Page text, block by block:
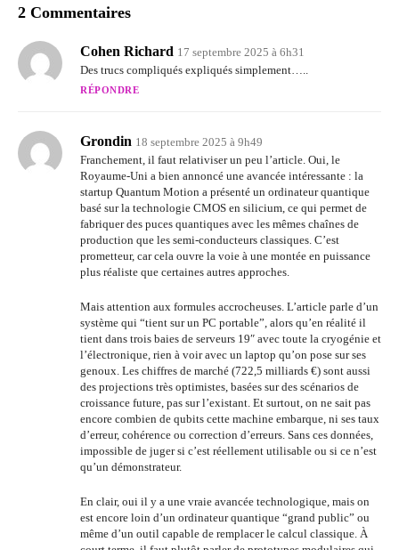
2 Commentaires
Cohen Richard 17 septembre 2025 à 6h31
Des trucs compliqués expliqués simplement…..
RÉPONDRE
Grondin 18 septembre 2025 à 9h49
Franchement, il faut relativiser un peu l’article. Oui, le
Royaume-Uni a bien annoncé une avancée intéressante : la
startup Quantum Motion a présenté un ordinateur quantique
basé sur la technologie CMOS en silicium, ce qui permet de
fabriquer des puces quantiques avec les mêmes chaînes de
production que les semi-conducteurs classiques. C’est
prometteur, car cela ouvre la voie à une montée en puissance
plus réaliste que certaines autres approches.
Mais attention aux formules accrocheuses. L’article parle d’un
système qui “tient sur un PC portable”, alors qu’en réalité il
tient dans trois baies de serveurs 19″ avec toute la cryogénie et
l’électronique, rien à voir avec un laptop qu’on pose sur ses
genoux. Les chiffres de marché (722,5 milliards €) sont aussi
des projections très optimistes, basées sur des scénarios de
croissance future, pas sur l’existant. Et surtout, on ne sait pas
encore combien de qubits cette machine embarque, ni ses taux
d’erreur, cohérence ou correction d’erreurs. Sans ces données,
impossible de juger si c’est réellement utilisable ou si ce n’est
qu’un démonstrateur.
En clair, oui il y a une vraie avancée technologique, mais on
est encore loin d’un ordinateur quantique “grand public” ou
même d’un outil capable de remplacer le calcul classique. À